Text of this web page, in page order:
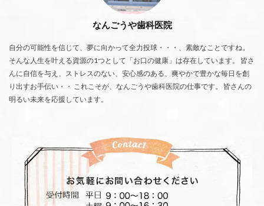
なんごうや歯科医院
自分の可能性を信じて、夢に向かって全力投球・・・、素敵なことですね。
そんな人生を叶える資源の1つとして「お口の健康」は存在しています。 皆さ
んに自信を与え、ストレスのない、安心感のある、爽やかで豊かな毎日を創
り出すお手伝い・・ これこそが、なんごうや歯科医院の仕事です。 皆さんの
明るい未来を応援しています。